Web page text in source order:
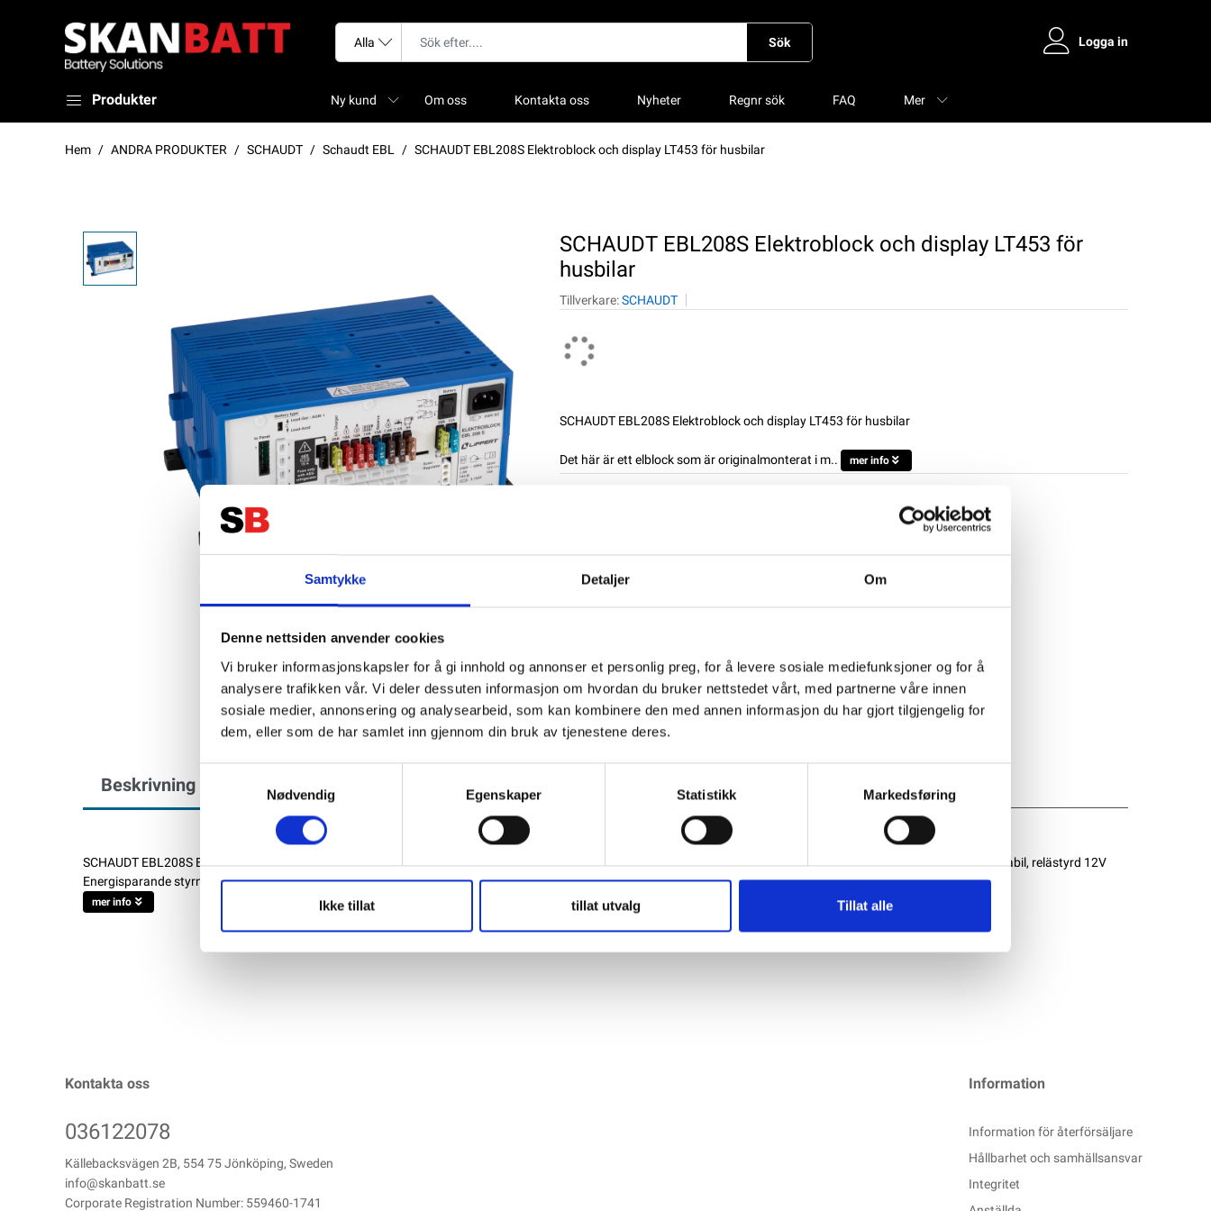
Samtykke Detaljer Om
Denne nettsiden anvender cookies
Vi bruker informasjonskapsler for å gi innhold og annonser et personlig preg, for å levere sosiale mediefunksjoner og for å
analysere trafikken vår. Vi deler dessuten informasjon om hvordan du bruker nettstedet vårt, med partnerne våre innen
sosiale medier, annonsering og analysearbeid, som kan kombinere den med annen informasjon du har gjort tilgjengelig for
dem, eller som de har samlet inn gjennom din bruk av tjenestene deres.
Nødvendig
Egenskaper Statistikk Markedsføring
Ikke tillat tillat utvalg Tillat alle
Sök Logga in
Produkter Ny kund Om oss Kontakta oss Nyheter Regnr sök FAQ Mer
Hem ANDRA PRODUKTER SCHAUDT Schaudt EBL SCHAUDT EBL208S Elektroblock och display LT453 för husbilar
SCHAUDT EBL208S Elektroblock och display LT453 för
husbilar
Tillverkare:SCHAUDT
SCHAUDT EBL208S Elektroblock och display LT453 för husbilar
Det här är ett elblock som är originalmonterat i m.. mer info
Beskrivning Specifikation
SCHAUDT EBL208S Elektroblock och display LT453 för husbilar Det här är ett elblock som är originalmonterat i många husbilar, och kan erstätta många äldre EBLer. Stabil, relästyrd 12V
Energisparande styrning av vattenpump Lämplig för 6-celliga bly/syra,
mer info
Kontakta oss
036122078
Källebacksvägen 2B, 554 75 Jönköping, Sweden
info@skanbatt.se
Corporate Registration Number: 559460-1741
Information
Information för återförsäljare
Hållbarhet och samhällsansvar
Integritet